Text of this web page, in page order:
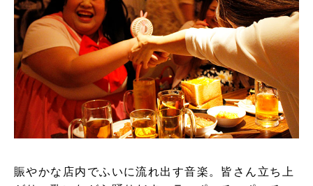
賑やかな店内でふいに流れ出す音楽。皆さん立ち上